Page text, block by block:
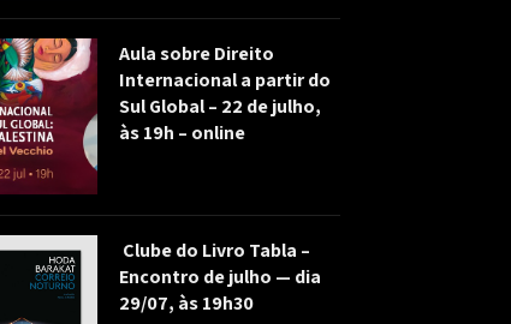
Aula sobre Direito
Internacional a partir do
Sul Global – 22 de julho,
às 19h – online
Clube do Livro Tabla –
Encontro de julho — dia
29/07, às 19h30